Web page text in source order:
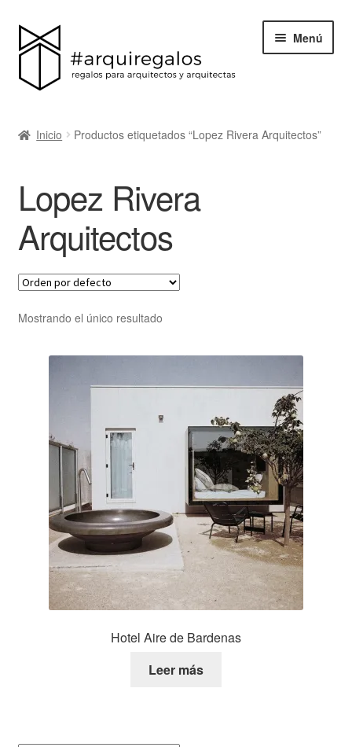
Menú
BLACK FRIDAY
Blog
Acerca de ArquiRegalos
Contacta
Inicio Productos etiquetados “Lopez Rivera Arquitectos”
Lopez Rivera
Arquitectos
Mostrando el único resultado
Hotel Aire de Bardenas
Leer más